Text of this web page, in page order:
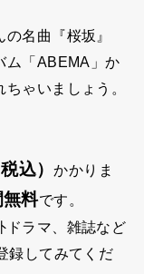
名曲『桜坂』
ム「ABEMA」か
ゃいましょう。
込）かかりま
料です。
ドラマ、雑誌など
録してみてくだ